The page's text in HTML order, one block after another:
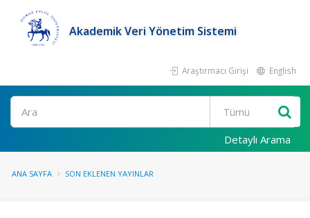
Akademik Veri Yönetim Sistemi
Araştırmacı Girişi English
Ara
Detaylı Arama
ANA SAYFA SON EKLENEN YAYINLAR